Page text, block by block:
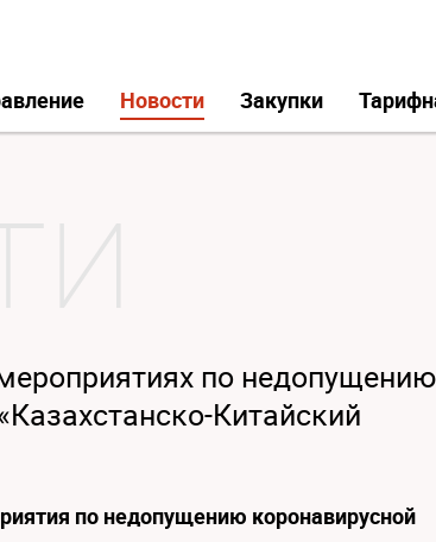
Новости Закупки
по недопущению
Китайский
по недопущению коронавирусной